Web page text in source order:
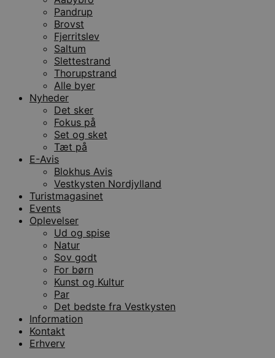
Pandrup
Brovst
Fjerritslev
Saltum
Slettestrand
Thorupstrand
Alle byer
Nyheder
Det sker
Fokus på
Set og sket
Tæt på
E-Avis
Blokhus Avis
Vestkysten Nordjylland
Turistmagasinet
Events
Oplevelser
Ud og spise
Natur
Sov godt
For børn
Kunst og Kultur
Par
Det bedste fra Vestkysten
Information
Kontakt
Erhverv